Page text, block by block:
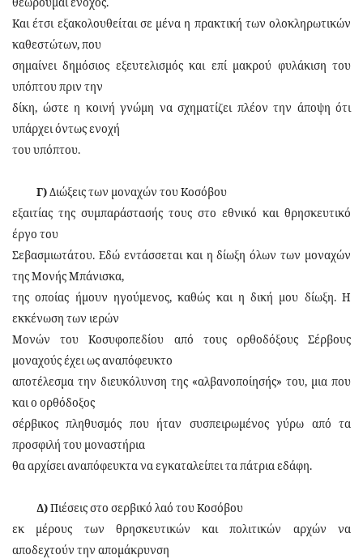
Και έτσι εξακολουθείται σε μένα η πρακτική των ολοκληρωτικών
καθεστώτων, που
σημαίνει δημόσιος εξευτελισμός και επί μακρού φυλάκιση του
υπόπτου πριν την
δίκη, ώστε η κοινή γνώμη να σχηματίζει πλέον την άποψη ότι
υπάρχει όντως ενοχή
του υπόπτου.
Γ)Διώξεις των μοναχών του Κοσόβου
εξαιτίας της συμπαράστασής τους στο εθνικό και θρησκευτικό
έργο του
Σεβασμιωτάτου. Εδώ εντάσσεται και η δίωξη όλων των μοναχών
της Μονής Μπάνισκα,
της οποίας ήμουν ηγούμενος, καθώς και η δική μου δίωξη. Η
εκκένωση των ιερών
Μονών του Κοσυφοπεδίου από τους ορθοδόξους Σέρβους
μοναχούς έχει ως αναπόφευκτο
αποτέλεσμα την διευκόλυνση της «αλβανοποίησής» του, μια που
και ο ορθόδοξος
σέρβικος πληθυσμός που ήταν συσπειρωμένος γύρω από τα
προσφιλή του μοναστήρια
θα αρχίσει αναπόφευκτα να εγκαταλείπει τα πάτρια εδάφη.
Δ)Πιέσεις στο σερβικό λαό του Κοσόβου
εκ μέρους των θρησκευτικών και πολιτικών αρχών να
αποδεχτούν την απομάκρυνση